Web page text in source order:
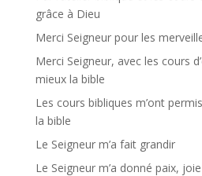
grâce à Dieu
Merci Seigneur pour les
Merci Seigneur, avec les cours
mieux la bible
Les cours bibliques m’ont
la bible
Le Seigneur m’a fait grandir
Le Seigneur m’a donné paix,